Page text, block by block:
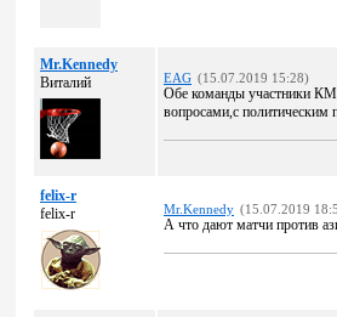
Mr.Kennedy
Виталий
EAG (15.07.2019 15:28)
Обе команды участники КМ
вопросами,с политическим
felix-r
felix-r
Mr.Kennedy (15.07.2019
А что дают матчи против